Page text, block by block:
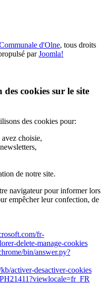
d'Olne, tous droits
parJoomla!
cookies sur le site
des cookies pour:
choisie,
de notre site.
navigateur pour informer lors
empêcher leur confection, de
fr-
delete-manage-cookies
bin/answer.py?
activer-desactiver-cookies